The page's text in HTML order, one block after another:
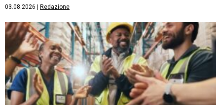
03.08.2026 Redazione